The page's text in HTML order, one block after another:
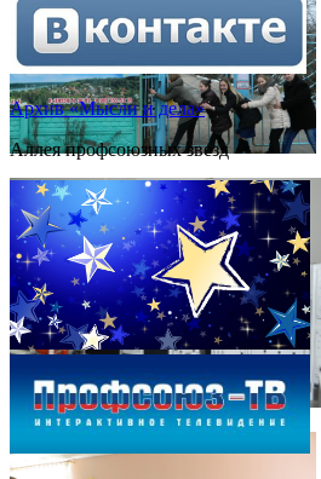
Архив «Мысли и дела»
Аллея профсоюзных звезд